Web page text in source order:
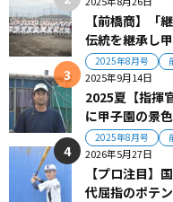
【前橋商】「
伝統を継承し
2025年8月号
2025年9月14日
2025夏【指揮
に甲子園の景
2025年8月号
2026年5月27日
【プロ注目
代屈指のポテ